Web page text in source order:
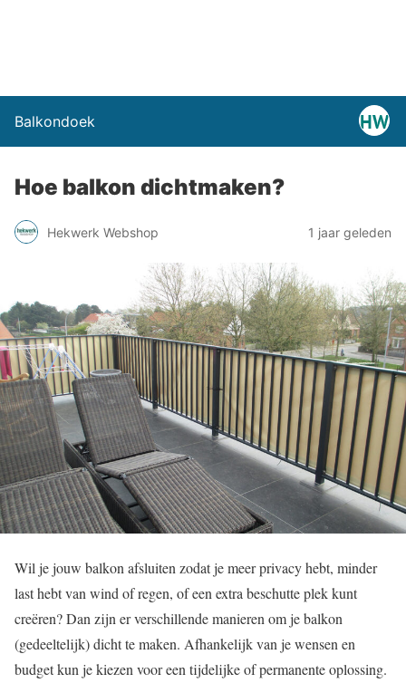
Balkondoek
Hoe balkon dichtmaken?
Hekwerk Webshop 1 jaar geleden
Wil je jouw balkon afsluiten zodat je meer privacy hebt, minder
last hebt van wind of regen, of een extra beschutte plek kunt
creëren? Dan zijn er verschillende manieren om je balkon
(gedeeltelijk) dicht te maken. Afhankelijk van je wensen en
budget kun je kiezen voor een tijdelijke of permanente oplossing.